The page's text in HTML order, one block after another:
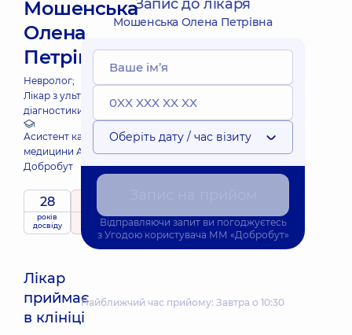
Мошенська
Олена
Петрівна
Невролог;
Лікар з ультразвукової
діагностики;
Асистент кафедри загальної
медицини Академії
Добробут
28
років
досвіду
рейтингна підставі
113 відгуків
Лікар
приймає
в клініці
Найближчий час прийому: Завтра о 10:30
Запис до лікаря
Мошенська Олена Петрівна
Оберіть дату / час візиту
Відправляючи запит ви погоджуєтесь
з Угодою користувача ММ «Добробут»